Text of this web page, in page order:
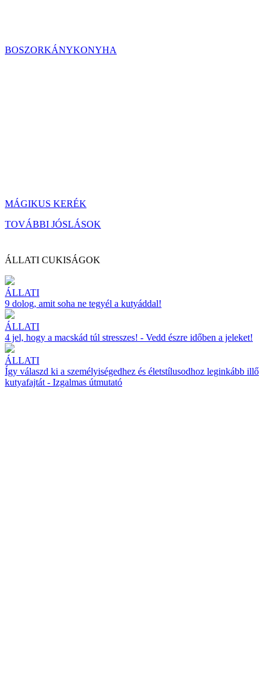
BOSZORKÁNYKONYHA
MÁGIKUS KERÉK
TOVÁBBI JÓSLÁSOK
ÁLLATI CUKISÁGOK
ÁLLATI
9 dolog, amit soha ne tegyél a kutyáddal!
ÁLLATI
4 jel, hogy a macskád túl stresszes! - Vedd észre időben a jeleket!
ÁLLATI
Így válaszd ki a személyiségedhez és életstílusodhoz leginkább illő
kutyafajtát - Izgalmas útmutató